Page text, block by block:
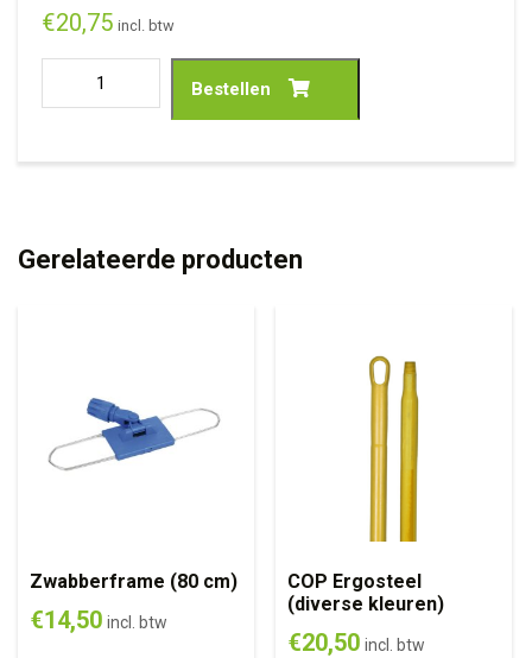
€20,75 incl. btw
Bestellen
Gerelateerde producten
Zwabberframe (80 cm)
€14,50 incl. btw
COP Ergosteel
(diverse kleuren)
€20,50 incl. btw